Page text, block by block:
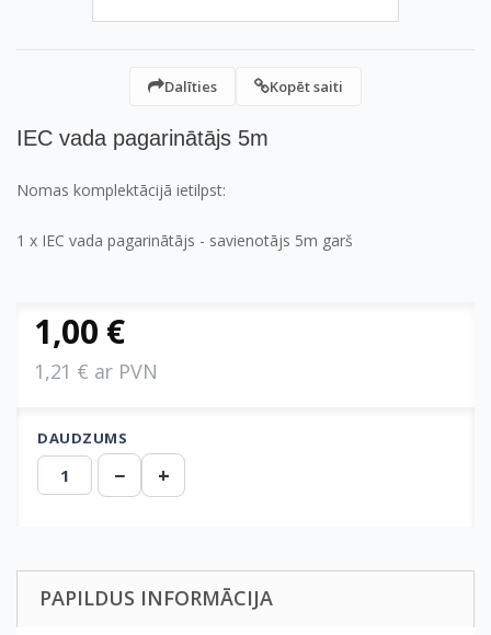
Dalīties Kopēt saiti
IEC vada pagarinātājs 5m
Nomas komplektācijā ietilpst:
1 x IEC vada pagarinātājs - savienotājs 5m garš
1,00 €
1,21 € ar PVN
DAUDZUMS
− +
PAPILDUS INFORMĀCIJA